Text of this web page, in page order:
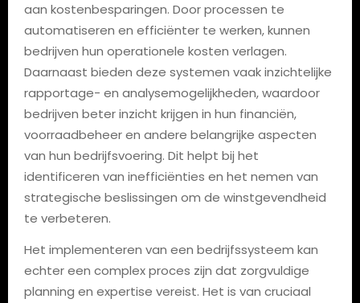
aan kostenbesparingen. Door processen te
automatiseren en efficiënter te werken, kunnen
bedrijven hun operationele kosten verlagen.
Daarnaast bieden deze systemen vaak inzichtelijke
rapportage- en analysemogelijkheden, waardoor
bedrijven beter inzicht krijgen in hun financiën,
voorraadbeheer en andere belangrijke aspecten
van hun bedrijfsvoering. Dit helpt bij het
identificeren van inefficiënties en het nemen van
strategische beslissingen om de winstgevendheid
te verbeteren.
Het implementeren van een bedrijfssysteem kan
echter een complex proces zijn dat zorgvuldige
planning en expertise vereist. Het is van cruciaal